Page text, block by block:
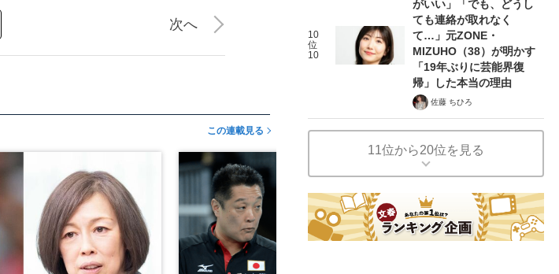
次へ
この連載見る
10
位
10
がいい」「でも、どうし
ても連絡が取れなく
て…」元ZONE・
MIZUHO（38）が明かす
「19年ぶりに芸能界復
帰」した本当の理由
佐藤 ちひろ
11位から20位を見る